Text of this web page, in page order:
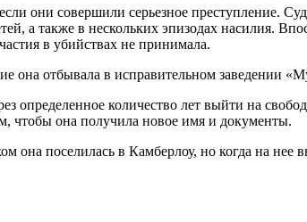
они совершили серьезное преступление.
а также в нескольких эпизодах насилия.
в убийствах не принимала.
она отбывала в исправительном заведении
количество лет выйти на
чтобы она получила новое имя и документы.
она поселилась в Камберлоу, но когда на